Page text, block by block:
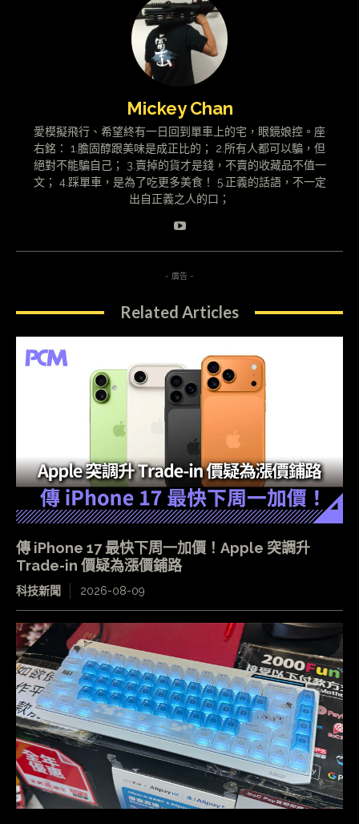
Mickey Chan
愛模擬飛行、希望終有一日回到單車上的宅，眼鏡娘控。座
右銘： 1.膽固醇跟美味是成正比的； 2.所有人都可以騙，但
絕對不能騙自己； 3.賣掉的貨才是錢，不賣的收藏品不值一
文； 4.踩單車，是為了吃更多美食！ 5.正義的話語，不一定
出自正義之人的口；
- 廣告 -
Related Articles
傳 iPhone 17 最快下周一加價！Apple 突調升
Trade-in 價疑為漲價鋪路
科技新聞 2026-08-09